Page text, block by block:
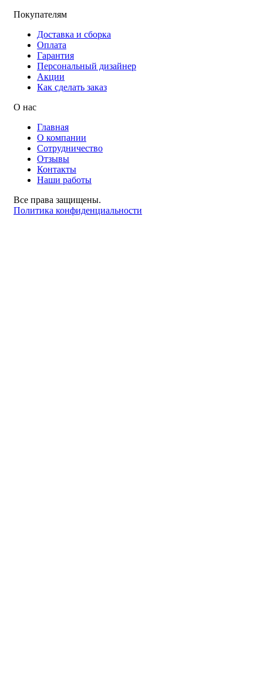
Покупателям
Доставка и сборка
Оплата
Гарантия
Персональный дизайнер
Акции
Как сделать заказ
О нас
Главная
О компании
Сотрудничество
Отзывы
Контакты
Наши работы
Все права защищены.
Политика конфиденциальности